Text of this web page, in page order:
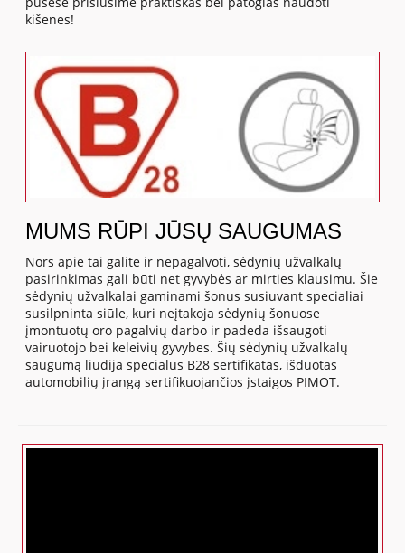
kišenes!
MUMS RŪPI JŪSŲ SAUGUMAS
Nors apie tai galite ir nepagalvoti, sėdynių užvalkalų
pasirinkimas gali būti net gyvybės ar mirties klausimu. Šie
sėdynių užvalkalai gaminami šonus susiuvant specialiai
susilpninta siūle, kuri neįtakoja sėdynių šonuose
įmontuotų oro pagalvių darbo ir padeda išsaugoti
vairuotojo bei keleivių gyvybes. Šių sėdynių užvalkalų
saugumą liudija specialus B28 sertifikatas, išduotas
automobilių įrangą sertifikuojančios įstaigos PIMOT.